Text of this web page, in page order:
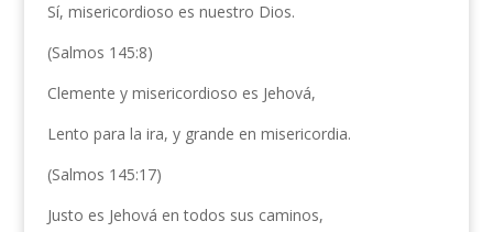
Sí, misericordioso es nuestro Dios.
(Salmos 145:8)
Clemente y misericordioso es Jehová,
Lento para la ira, y grande en misericordia.
(Salmos 145:17)
Justo es Jehová en todos sus caminos,